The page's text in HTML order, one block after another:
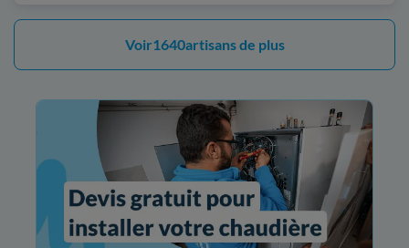
Voir1640artisans de plus